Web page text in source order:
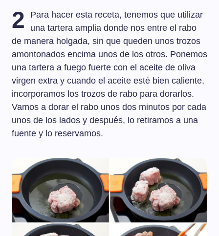
2
Para hacer esta receta, tenemos que utilizar
una tartera amplia donde nos entre el rabo
de manera holgada, sin que queden unos trozos
amontonados encima unos de los otros. Ponemos
una tartera a fuego fuerte con el aceite de oliva
virgen extra y cuando el aceite esté bien caliente,
incorporamos los trozos de rabo para dorarlos.
Vamos a dorar el rabo unos dos minutos por cada
unos de los lados y después, lo retiramos a una
fuente y lo reservamos.